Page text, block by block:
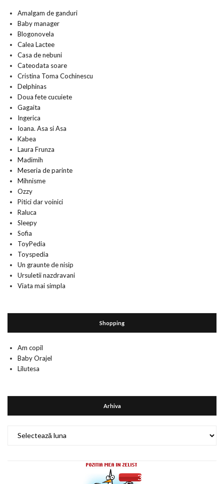
Amalgam de ganduri
Baby manager
Blogonovela
Calea Lactee
Casa de nebuni
Cateodata soare
Cristina Toma Cochinescu
Delphinas
Doua fete cucuiete
Gagaita
Ingerica
Ioana. Asa si Asa
Kabea
Laura Frunza
Madimih
Meseria de parinte
Mihnisme
Ozzy
Pitici dar voinici
Raluca
Sleepy
Sofia
ToyPedia
Toyspedia
Un graunte de nisip
Ursuletii nazdravani
Viata mai simpla
Shopping
Am copil
Baby Orajel
Lilutesa
Arhiva